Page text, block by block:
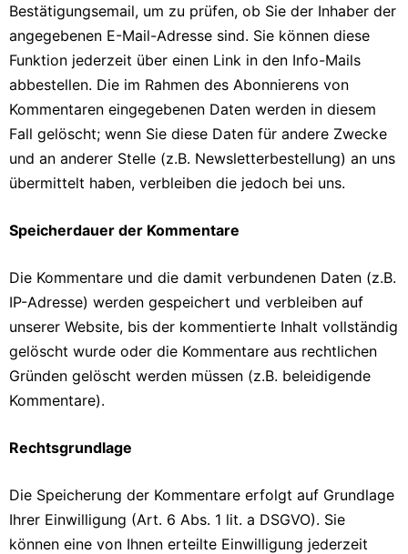
Bestätigungsemail, um zu prüfen, ob Sie der Inhaber der
angegebenen E-Mail-Adresse sind. Sie können diese
Funktion jederzeit über einen Link in den Info-Mails
abbestellen. Die im Rahmen des Abonnierens von
Kommentaren eingegebenen Daten werden in diesem
Fall gelöscht; wenn Sie diese Daten für andere Zwecke
und an anderer Stelle (z.B. Newsletterbestellung) an uns
übermittelt haben, verbleiben die jedoch bei uns.
Speicherdauer der Kommentare
Die Kommentare und die damit verbundenen Daten (z.B.
IP-Adresse) werden gespeichert und verbleiben auf
unserer Website, bis der kommentierte Inhalt vollständig
gelöscht wurde oder die Kommentare aus rechtlichen
Gründen gelöscht werden müssen (z.B. beleidigende
Kommentare).
Rechtsgrundlage
Die Speicherung der Kommentare erfolgt auf Grundlage
Ihrer Einwilligung (Art. 6 Abs. 1 lit. a DSGVO). Sie
können eine von Ihnen erteilte Einwilligung jederzeit